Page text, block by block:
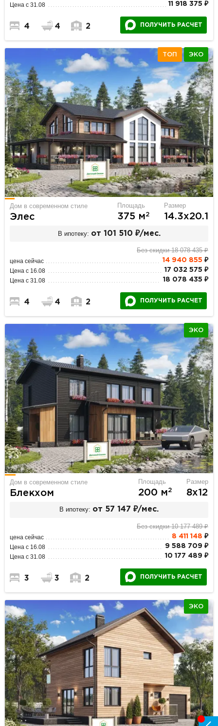
Цена с 31.08 11 918 375 ₽
4 4 2 ПОЛУЧИТЬ РАСЧЕТ
ТОП ЭКО
Дом в современном стиле
Элес
Площадь
375 м2
Размер
14.3х20.1
В ипотеку: от 101 510 ₽/мес.
Без скидки 18 078 435 ₽
цена сейчас 14 940 855 ₽
Цена с 16.08 17 032 575 ₽
Цена с 31.08 18 078 435 ₽
4 4 2 ПОЛУЧИТЬ РАСЧЕТ
ЭКО
Дом в современном стиле
Блекхом
Площадь
200 м2
Размер
8х12
В ипотеку: от 57 147 ₽/мес.
Без скидки 10 177 489 ₽
цена сейчас 8 411 148 ₽
Цена с 16.08 9 588 709 ₽
Цена с 31.08 10 177 489 ₽
3 3 2 ПОЛУЧИТЬ РАСЧЕТ
ЭКО